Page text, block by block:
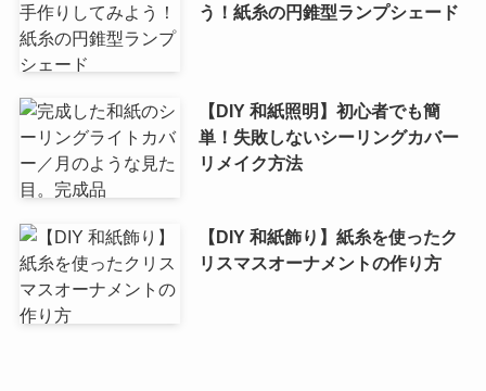
う！紙糸の円錐型ランプシェード
【DIY 和紙照明】初心者でも簡
単！失敗しないシーリングカバー
リメイク方法
【DIY 和紙飾り】紙糸を使ったク
リスマスオーナメントの作り方